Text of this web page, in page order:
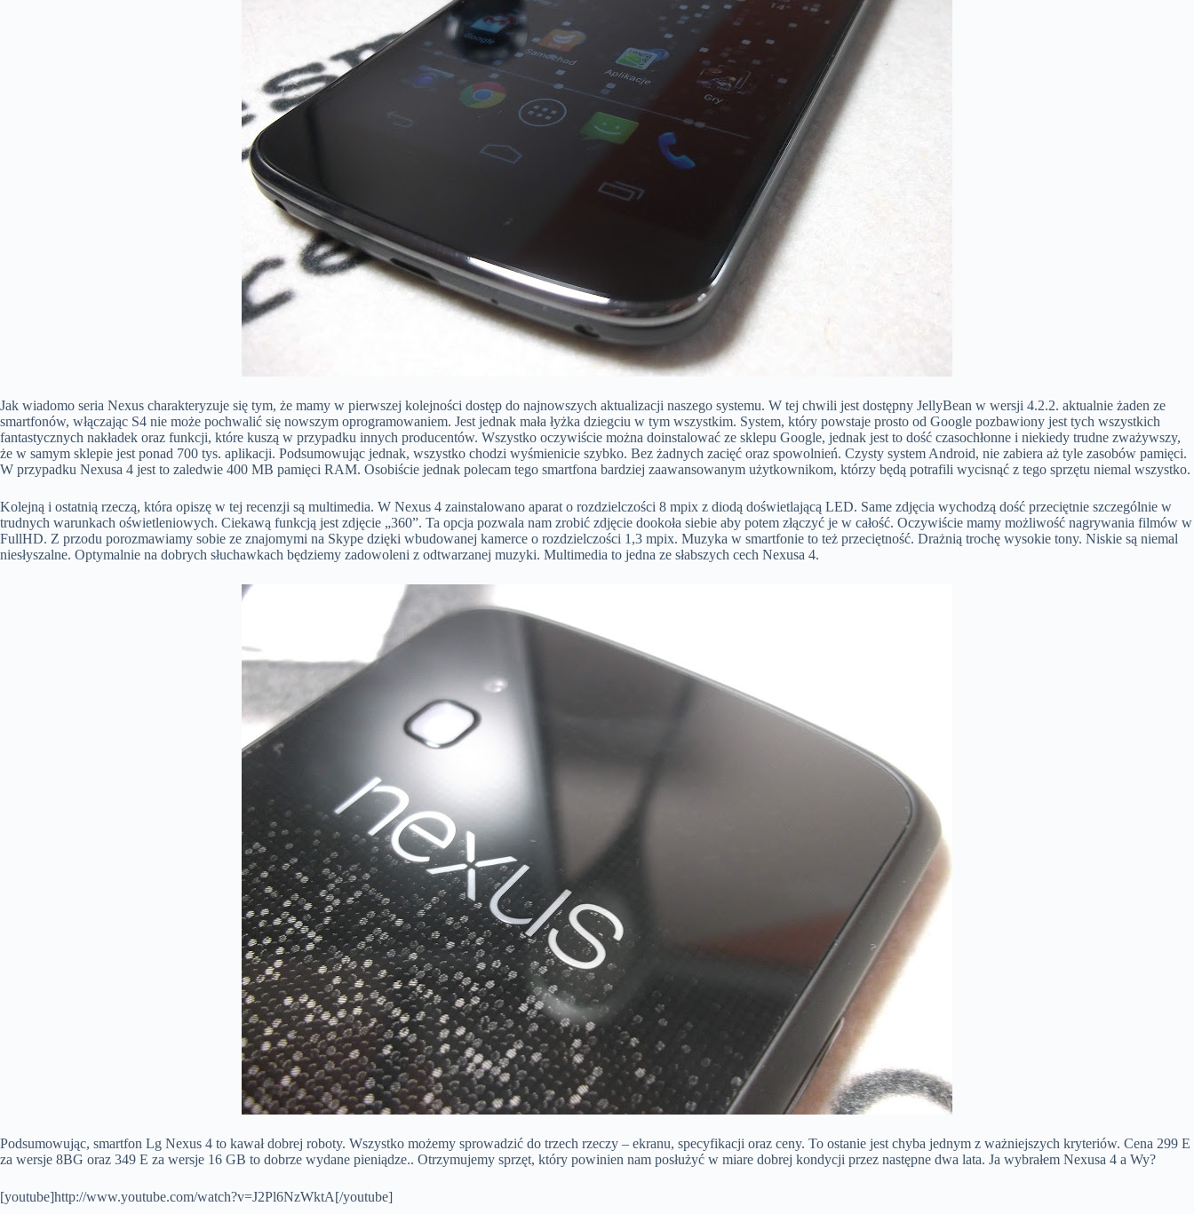
Jak wiadomo seria Nexus charakteryzuje się tym, że mamy w pierwszej kolejności dostęp do najnowszych aktualizacji naszego systemu. W tej chwili jest dostępny JellyBean w wersji 4.2.2. aktualnie żaden ze
smartfonów, włączając S4 nie może pochwalić się nowszym oprogramowaniem. Jest jednak mała łyżka dziegciu w tym wszystkim. System, który powstaje prosto od Google pozbawiony jest tych wszystkich
fantastycznych nakładek oraz funkcji, które kuszą w przypadku innych producentów. Wszystko oczywiście można doinstalować ze sklepu Google, jednak jest to dość czasochłonne i niekiedy trudne zważywszy,
że w samym sklepie jest ponad 700 tys. aplikacji. Podsumowując jednak, wszystko chodzi wyśmienicie szybko. Bez żadnych zacięć oraz spowolnień. Czysty system Android, nie zabiera aż tyle zasobów pamięci.
W przypadku Nexusa 4 jest to zaledwie 400 MB pamięci RAM. Osobiście jednak polecam tego smartfona bardziej zaawansowanym użytkownikom, którzy będą potrafili wycisnąć z tego sprzętu niemal wszystko.
Kolejną i ostatnią rzeczą, która opiszę w tej recenzji są multimedia. W Nexus 4 zainstalowano aparat o rozdzielczości 8 mpix z diodą doświetlającą LED. Same zdjęcia wychodzą dość przeciętnie szczególnie w
trudnych warunkach oświetleniowych. Ciekawą funkcją jest zdjęcie „360”. Ta opcja pozwala nam zrobić zdjęcie dookoła siebie aby potem złączyć je w całość. Oczywiście mamy możliwość nagrywania filmów w
FullHD. Z przodu porozmawiamy sobie ze znajomymi na Skype dzięki wbudowanej kamerce o rozdzielczości 1,3 mpix. Muzyka w smartfonie to też przeciętność. Drażnią trochę wysokie tony. Niskie są niemal
niesłyszalne. Optymalnie na dobrych słuchawkach będziemy zadowoleni z odtwarzanej muzyki. Multimedia to jedna ze słabszych cech Nexusa 4.
Podsumowując, smartfon Lg Nexus 4 to kawał dobrej roboty. Wszystko możemy sprowadzić do trzech rzeczy – ekranu, specyfikacji oraz ceny. To ostanie jest chyba jednym z ważniejszych kryteriów. Cena 299 E
za wersje 8BG oraz 349 E za wersje 16 GB to dobrze wydane pieniądze.. Otrzymujemy sprzęt, który powinien nam posłużyć w miare dobrej kondycji przez następne dwa lata. Ja wybrałem Nexusa 4 a Wy?
[youtube]http://www.youtube.com/watch?v=J2Pl6NzWktA[/youtube]